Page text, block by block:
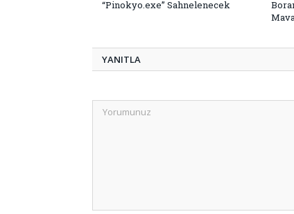
“Pinokyo.exe” Sahnelenecek
YANITLA